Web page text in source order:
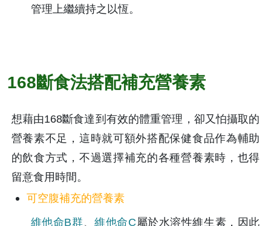
管理上繼續持之以恆。
168斷食法搭配補充營養素
想藉由168斷食達到有效的體重管理，卻又怕攝取的
營養素不足，這時就可額外搭配保健食品作為輔助
的飲食方式，不過選擇補充的各種營養素時，也得
留意食用時間。
可空腹補充的營養素
維他命B群、維他命C屬於水溶性維生素，因此